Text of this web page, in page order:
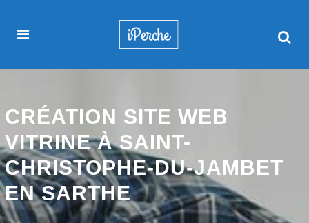
CRÉATION SITE WEB
VITRINE À SAINT-
CHRISTOPHE-DU-JAMBET
EN SARTHE